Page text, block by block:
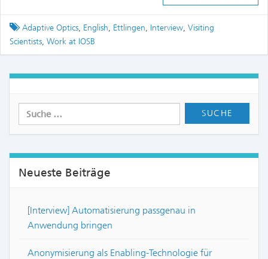
Tagged
Adaptive Optics, English, Ettlingen, Interview, Visiting
Scientists, Work at IOSB
Neueste Beiträge
[Interview] Automatisierung passgenau in
Anwendung bringen
Anonymisierung als Enabling-Technologie für